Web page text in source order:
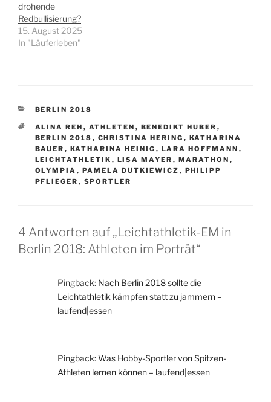
drohende
Redbullisierung?
15. August 2025
In "Läuferleben"
KATEGORIEN
BERLIN 2018
SCHLAGWÖRTER
ALINA REH , ATHLETEN , BENEDIKT HUBER ,
BERLIN 2018 , CHRISTINA HERING , KATHARINA
BAUER , KATHARINA HEINIG , LARA HOFFMANN ,
LEICHTATHLETIK , LISA MAYER , MARATHON ,
OLYMPIA , PAMELA DUTKIEWICZ , PHILIPP
PFLIEGER , SPORTLER
4 Antworten auf „Leichtathletik-EM in
Berlin 2018: Athleten im Porträt“
Pingback: Nach Berlin 2018 sollte die
Leichtathletik kämpfen statt zu jammern –
laufend|essen
Pingback:Was Hobby-Sportler von Spitzen-
Athleten lernen können – laufend|essen